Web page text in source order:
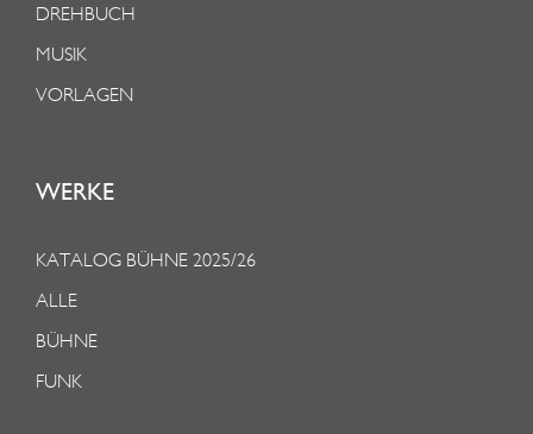
DREHBUCH
MUSIK
VORLAGEN
WERKE
KATALOG BÜHNE 2025/26
ALLE
BÜHNE
FUNK